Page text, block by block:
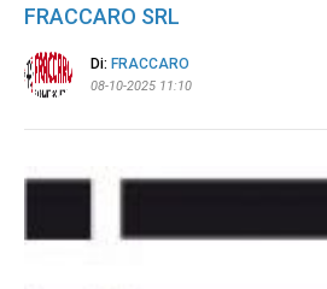
FRACCARO SRL
Di: FRACCARO
08-10-2025 11:10